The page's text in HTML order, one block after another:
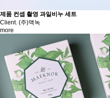
제품 컨셉 촬영 과일비누 세트
Client. (주)맥녹
more